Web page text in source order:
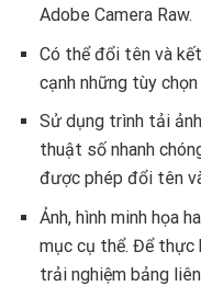
Adobe Camera Raw.
Có thể đổi tên và
cạnh những tùy
Sử dụng trình tải
thuật số nhanh
được phép đổi tên
Ảnh, hình minh họa
mục cụ thể. Để thực
trải nghiệm bảng liên